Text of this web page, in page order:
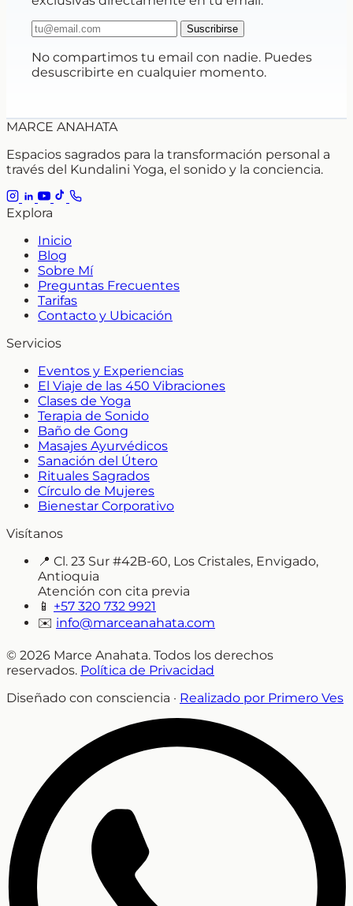
Suscribirse
No compartimos tu email con nadie. Puedes
desuscribirte en cualquier momento.
MARCE ANAHATA
Espacios sagrados para la transformación personal a
través del Kundalini Yoga, el sonido y la conciencia.
Explora
Inicio
Blog
Sobre Mí
Preguntas Frecuentes
Tarifas
Contacto y Ubicación
Servicios
Eventos y Experiencias
El Viaje de las 450 Vibraciones
Clases de Yoga
Terapia de Sonido
Baño de Gong
Masajes Ayurvédicos
Sanación del Útero
Rituales Sagrados
Círculo de Mujeres
Bienestar Corporativo
Visítanos
📍 Cl. 23 Sur #42B-60, Los Cristales, Envigado,
Antioquia
Atención con cita previa
📱 +57 320 732 9921
✉️ info@marceanahata.com
© 2026 Marce Anahata. Todos los derechos
reservados. Política de Privacidad
Diseñado con consciencia · Realizado por Primero Ves